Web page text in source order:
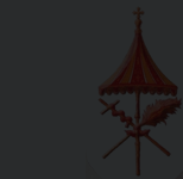
Home
new